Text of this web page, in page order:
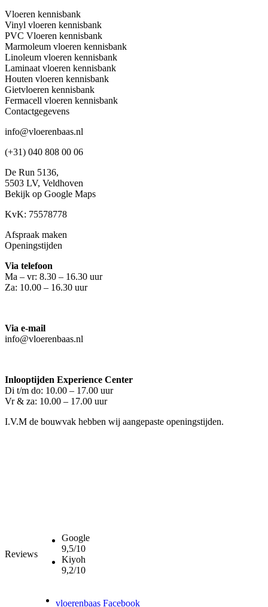
Vloeren kennisbank
Vinyl vloeren kennisbank
PVC Vloeren kennisbank
Marmoleum vloeren kennisbank
Linoleum vloeren kennisbank
Laminaat vloeren kennisbank
Houten vloeren kennisbank
Gietvloeren kennisbank
Fermacell vloeren kennisbank
Contactgegevens
info@vloerenbaas.nl
(+31) 040 808 00 06
De Run 5136,
5503 LV, Veldhoven
Bekijk op Google Maps
KvK: 75578778
Afspraak maken
Openingstijden
Via telefoon
Ma – vr: 8.30 – 16.30 uur
Za: 10.00 – 16.30 uur
Via e-mail
info@vloerenbaas.nl
Inlooptijden Experience Center
Di t/m do: 10.00 – 17.00 uur
Vr & za: 10.00 – 17.00 uur
I.V.M de bouwvak hebben wij aangepaste openingstijden.
Reviews
Google
9,5/10
Kiyoh
9,2/10
vloerenbaas Facebook